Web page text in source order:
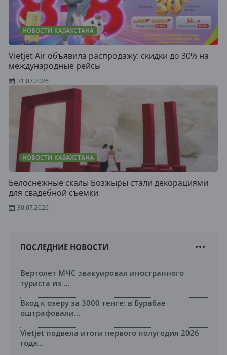
НОВОСТИ КАЗАХСТАНА
Vietjet Air объявила распродажу: скидки до 30% на
международные рейсы
31.07.2026
НОВОСТИ КАЗАХСТАНА
Белоснежные скалы Бозжыры стали декорациями
для свадебной съемки
30.07.2026
ПОСЛЕДНИЕ НОВОСТИ
Вертолет МЧС эвакуировал иностранного
туриста из ...
Вход к озеру за 3000 тенге: в Бурабае
оштрафовали...
Vietjet подвела итоги первого полугодия 2026
года...